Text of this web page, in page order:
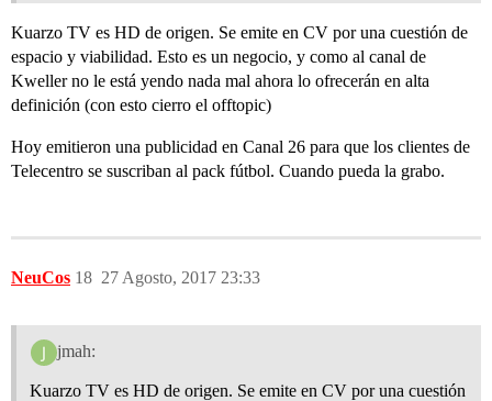
Kuarzo TV es HD de origen. Se emite en CV por una cuestión de
espacio y viabilidad. Esto es un negocio, y como al canal de
Kweller no le está yendo nada mal ahora lo ofrecerán en alta
definición (con esto cierro el offtopic)
Hoy emitieron una publicidad en Canal 26 para que los clientes de
Telecentro se suscriban al pack fútbol. Cuando pueda la grabo.
NeuCos 27 Agosto, 2017 23:33
18
jmah:
Kuarzo TV es HD de origen. Se emite en CV por una cuestión